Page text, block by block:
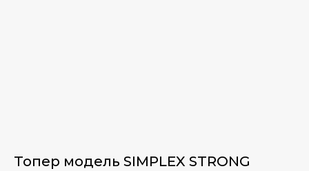
Топер модель SIMPLEX STRONG